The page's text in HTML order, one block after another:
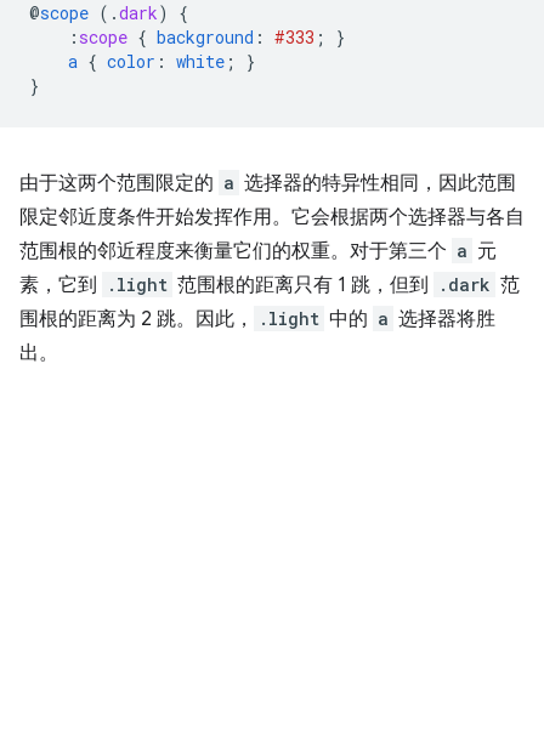
@scope ( .dark)
{
: scope { background : #333 ;
}
a { color : white ;
}
}
由于这两个范围限定的 a 选择器的特异性相同，因此范围
限定邻近度条件开始发挥作用。它会根据两个选择器与各自
范围根的邻近程度来衡量它们的权重。对于第三个 a 元
素，它到
.light 范围根的距离只有 1 跳，但到 .dark 范
围根的距离为 2 跳。因此，
.light 中的 a 选择器将胜
出。